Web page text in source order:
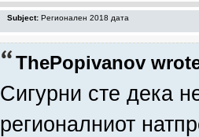
Subject: Регионален 2018 дата
ThePopivanov
Сигурни сте дека
регионалниот